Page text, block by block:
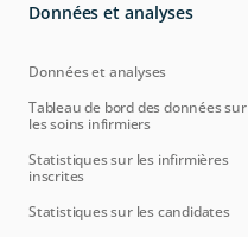
Données et analyses
Données et analyses
Tableau de bord des données sur
les soins infirmiers
Statistiques sur les infirmières
inscrites
Statistiques sur les candidates